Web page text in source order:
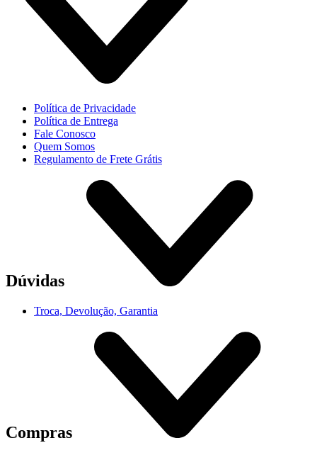
Política de Privacidade
Política de Entrega
Fale Conosco
Quem Somos
Regulamento de Frete Grátis
Dúvidas
Troca, Devolução, Garantia
Compras